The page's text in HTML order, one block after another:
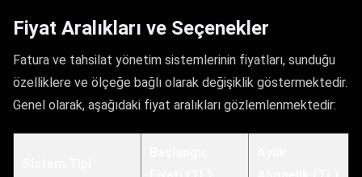
Fiyat Aralıkları ve Seçenekler
Fatura ve tahsilat yönetim sistemlerinin fiyatları, sunduğu
özelliklere ve ölçeğe bağlı olarak değişiklik göstermektedir.
Genel olarak, aşağıdaki fiyat aralıkları gözlemlenmektedir: